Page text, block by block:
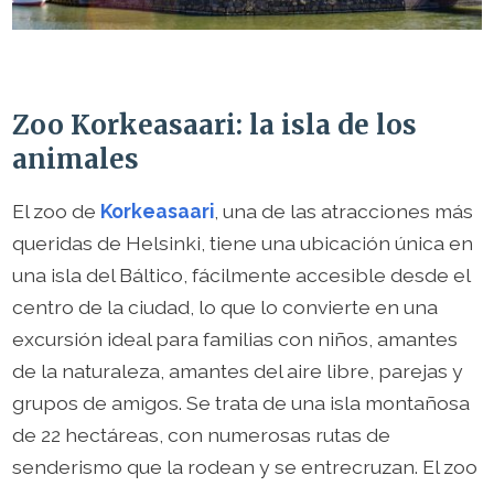
Zoo Korkeasaari: la isla de los
animales
El zoo de Korkeasaari, una de las atracciones más
queridas de Helsinki, tiene una ubicación única en
una isla del Báltico, fácilmente accesible desde el
centro de la ciudad, lo que lo convierte en una
excursión ideal para familias con niños, amantes
de la naturaleza, amantes del aire libre, parejas y
grupos de amigos. Se trata de una isla montañosa
de 22 hectáreas, con numerosas rutas de
senderismo que la rodean y se entrecruzan. El zoo